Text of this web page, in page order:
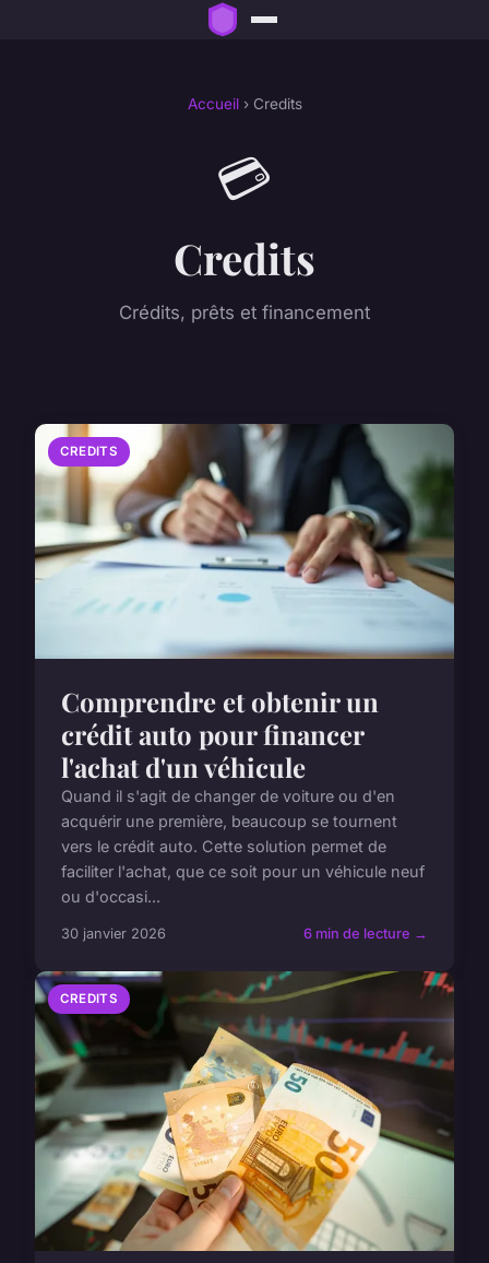
Accueil› Credits
💳
Credits
Crédits, prêts et financement
CREDITS
Comprendre et obtenir un
crédit auto pour financer
l'achat d'un véhicule
Quand il s'agit de changer de voiture ou d'en
acquérir une première, beaucoup se tournent
vers le crédit auto. Cette solution permet de
faciliter l'achat, que ce soit pour un véhicule neuf
ou d'occasi...
30 janvier 2026 6 min de lecture →
CREDITS